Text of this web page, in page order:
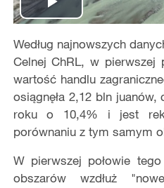
Play
Video
Według najnowszych
Celnej ChRL, w pierwszej
wartość handlu
osiągnęła 2,12 bln
roku o 10,4% i jest
porównaniu z tym samym
W pierwszej połowie
obszarów wzdłuż